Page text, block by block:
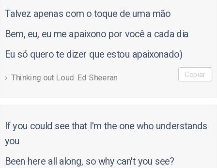
Talvez apenas com o toque de uma mão
Bem, eu, eu me apaixono por você a cada dia
Eu só quero te dizer que estou apaixonado)
Thinking out Loud. Ed Sheeran Copiar
If you could see that I'm the one who understands
you
Been here all along, so why can't you see?